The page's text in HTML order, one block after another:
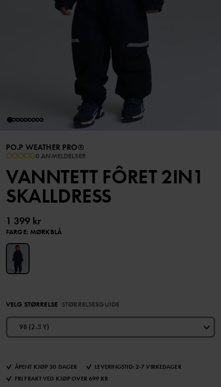
PO.P WEATHER PRO®
0 ANMELDELSER
VANNTETT FÔRET 2IN1
SKALLDRESS
1 399 kr
FARGE: MØRKBLÅ
VELG STØRRELSE STØRRELSESGUIDE
98 (2-3 Y)
ÅPENT KJØP 30 DAGER
LEVERINGSTID: 2-7 VIRKEDAGER
FRI FRAKT VED KJØP OVER 699 KR